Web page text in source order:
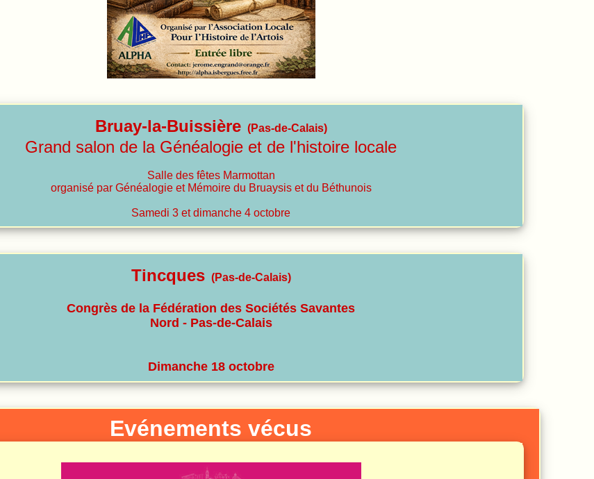
Bruay-la-Buissière (Pas-de-Calais)
Grand salon de la Généalogie et de l'histoire locale
Salle des fêtes Marmottan
organisé par Généalogie et Mémoire du Bruaysis et du Béthunois
Samedi 3 et dimanche 4 octobre
Tincques (Pas-de-Calais)
Congrès de la Fédération des Sociétés Savantes
Nord - Pas-de-Calais
Dimanche 18 octobre
Evénements vécus